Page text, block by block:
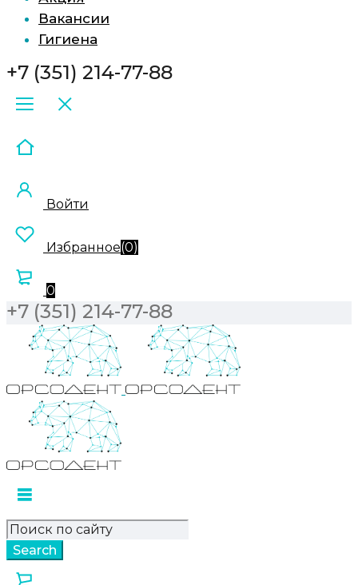
Вакансии
Гигиена
+7 (351) 214-77-88
Войти
Избранное(0)
0
+7 (351) 214-77-88